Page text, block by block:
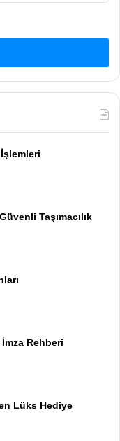
Taşımacılık
Rehberi
Lüks Hediye